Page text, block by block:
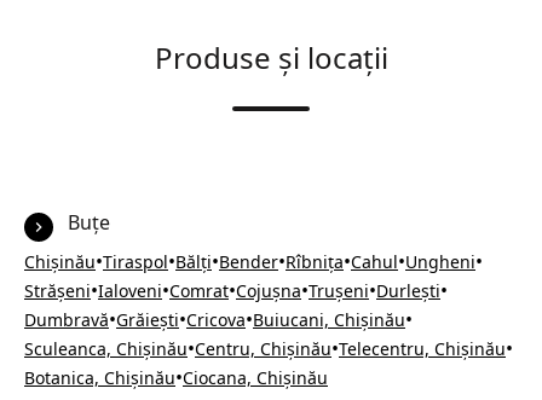
Produse și locații
Buțe
Chișinău•Tiraspol•Bălți•Bender•Rîbnița•Cahul•Ungheni•
Strășeni•Ialoveni•Comrat•Cojușna•Trușeni•Durlești•
Dumbravă•Grăiești•Cricova•Buiucani, Chișinău•
Sculeanca, Chișinău•Centru, Chișinău•Telecentru, Chișinău•
Botanica, Chișinău•Ciocana, Chișinău